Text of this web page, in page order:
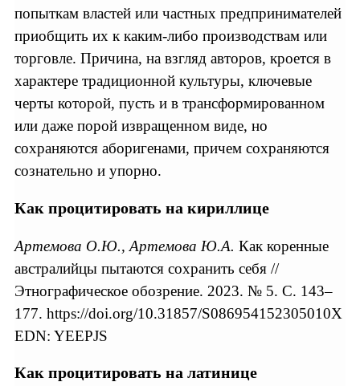
попыткам властей или частных предпринимателей
приобщить их к каким-либо производствам или
торговле. Причина, на взгляд авторов, кроется в
характере традиционной культуры, ключевые
черты которой, пусть и в трансформированном
или даже порой извращенном виде, но
сохраняются аборигенами, причем сохраняются
сознательно и упорно.
Как процитировать на кириллице
Артемова О.Ю., Артемова Ю.А. Как коренные
австралийцы пытаются сохранить себя //
Этнографическое обозрение. 2023. № 5. С. 143–
177. https://doi.org/10.31857/S086954152305010X
EDN: YEEPJS
Как процитировать на латинице